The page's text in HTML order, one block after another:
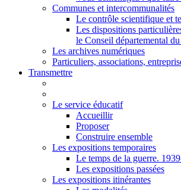
Communes et intercommunalités
Le contrôle scientifique et
Les dispositions
le Conseil départemental
Les archives numériques
Particuliers, associations,
Transmettre
Le service éducatif
Accueillir
Proposer
Construire ensemble
Les expositions temporaires
Le temps de la guerre.
Les expositions passées
Les expositions itinérantes